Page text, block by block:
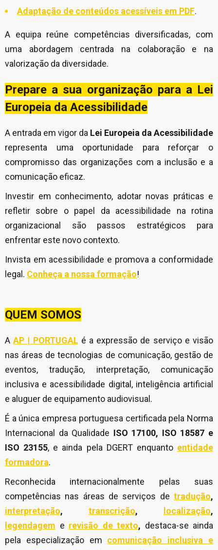
Adaptação de conteúdos acessíveis em PDF.
A equipa reúne competências diversificadas, com
uma abordagem centrada na colaboração e na
valorização da diversidade.
Prepare a sua organização para a Lei
Europeia da Acessibilidade
A entrada em vigor da Lei Europeia da Acessibilidade
representa uma oportunidade para reforçar o
compromisso das organizações com a inclusão e a
comunicação eficaz.
Investir em conhecimento, adotar novas práticas e
refletir sobre o papel da acessibilidade na rotina
organizacional são passos estratégicos para
enfrentar este novo contexto.
Invista em acessibilidade e promova a conformidade
legal. Conheça a nossa formação!
QUEM SOMOS
AAP | PORTUGAL é a expressão de serviço e visão
nas áreas de tecnologias de comunicação, gestão de
eventos, tradução, interpretação, comunicação
inclusiva e acessibilidade digital, inteligência artificial
e aluguer de equipamento audiovisual.
É a única empresa portuguesa certificada pela Norma
Internacional da Qualidade ISO 17100, ISO 18587 e
ISO 23155, e ainda pela DGERT enquanto entidade
formadora.
Reconhecida internacionalmente pelas suas
competências nas áreas de serviços de tradução,
interpretação, transcrição, localização,
legendagem e revisão de texto, destaca-se ainda
pela especialização em comunicação inclusiva e